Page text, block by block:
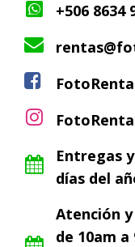
+506 8634
Entregas
días del
Atención
de 10am a